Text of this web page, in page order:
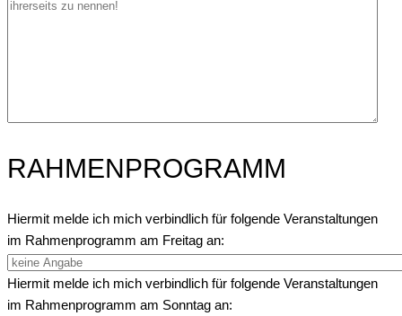
RAHMENPROGRAMM
Hiermit melde ich mich verbindlich für folgende Veranstaltungen
im Rahmenprogramm am Freitag an:
Hiermit melde ich mich verbindlich für folgende Veranstaltungen
im Rahmenprogramm am Sonntag an: